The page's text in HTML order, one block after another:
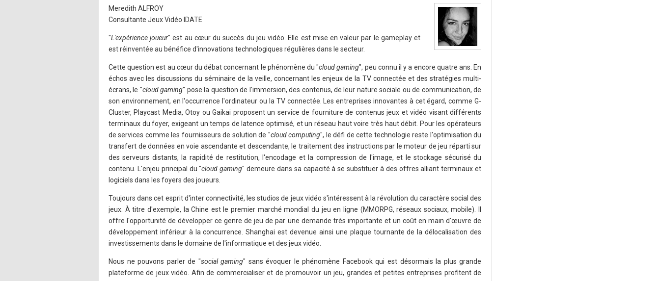
Meredith ALFROY
Consultante Jeux Vidéo IDATE
"L'expérience joueur" est au cœur du succès du jeu vidéo. Elle est mise en valeur par le gameplay et
est réinventée au bénéfice d'innovations technologiques régulières dans le secteur.
Cette question est au cœur du débat concernant le phénomène du "cloud gaming", peu connu il y a encore quatre ans. En
échos avec les discussions du séminaire de la veille, concernant les enjeux de la TV connectée et des stratégies multi-
écrans, le "cloud gaming" pose la question de l'immersion, des contenus, de leur nature sociale ou de communication, de
son environnement, en l'occurrence l'ordinateur ou la TV connectée. Les entreprises innovantes à cet égard, comme G-
Cluster, Playcast Media, Otoy ou Gaikai proposent un service de fourniture de contenus jeux et vidéo visant différents
terminaux du foyer, exigeant un temps de latence optimisé, et un réseau haut voire très haut débit. Pour les opérateurs
de services comme les fournisseurs de solution de "cloud computing", le défi de cette technologie reste l'optimisation du
transfert de données en voie ascendante et descendante, le traitement des instructions par le moteur de jeu réparti sur
des serveurs distants, la rapidité de restitution, l'encodage et la compression de l'image, et le stockage sécurisé du
contenu. L'enjeu principal du "cloud gaming" demeure dans sa capacité à se substituer à des offres alliant terminaux et
logiciels dans les foyers des joueurs.
Toujours dans cet esprit d'inter connectivité, les studios de jeux vidéo s'intéressent à la révolution du caractère social des
jeux. À titre d'exemple, la Chine est le premier marché mondial du jeu en ligne (MMORPG, réseaux sociaux, mobile). Il
offre l'opportunité de développer ce genre de jeu de par une demande très importante et un coût en main d'œuvre de
développement inférieur à la concurrence. Shanghai est devenue ainsi une plaque tournante de la délocalisation des
investissements dans le domaine de l'informatique et des jeux vidéo.
Nous ne pouvons parler de "social gaming" sans évoquer le phénomène Facebook qui est désormais la plus grande
plateforme de jeux vidéo. Afin de commercialiser et de promouvoir un jeu, grandes et petites entreprises profitent de